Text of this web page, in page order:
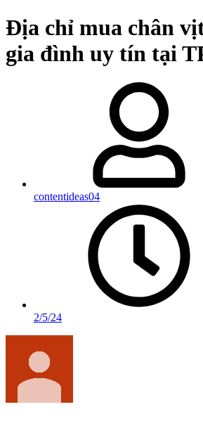
Địa chỉ mua chân
gia đình uy tín tại
contentideas04
2/5/24